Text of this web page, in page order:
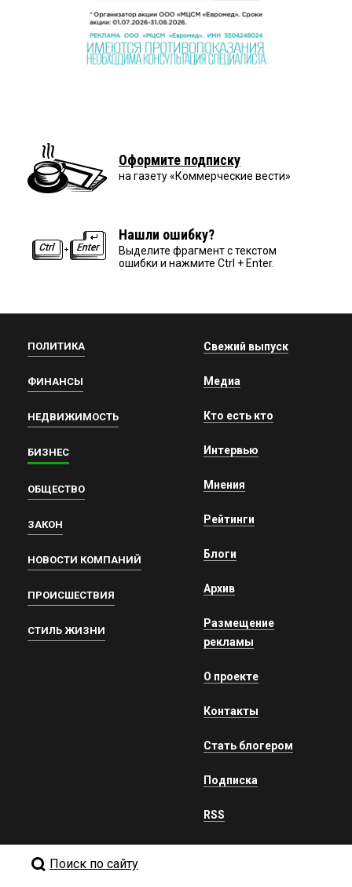
Оформите подписку
на газету «Коммерческие вести»
Нашли ошибку?
Выделите фрагмент с текстом
ошибки и нажмите Ctrl + Enter.
ПОЛИТИКА
ФИНАНСЫ
НЕДВИЖИМОСТЬ
БИЗНЕС
ОБЩЕСТВО
ЗАКОН
НОВОСТИ КОМПАНИЙ
ПРОИСШЕСТВИЯ
СТИЛЬ ЖИЗНИ
Свежий выпуск
Медиа
Кто есть кто
Интервью
Мнения
Рейтинги
Блоги
Архив
Размещение
рекламы
О проекте
Контакты
Стать блогером
Подписка
RSS
Поиск по сайту